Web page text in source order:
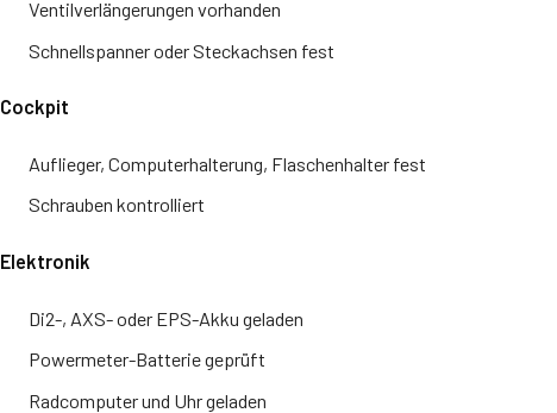
Ventilverlängerungen vorhanden
Schnellspanner oder Steckachsen fest
Cockpit
Auflieger, Computerhalterung, Flaschenhalter fest
Schrauben kontrolliert
Elektronik
Di2-, AXS- oder EPS-Akku geladen
Powermeter-Batterie geprüft
Radcomputer und Uhr geladen